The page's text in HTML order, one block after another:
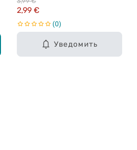
Уведомить
2,99 €
0